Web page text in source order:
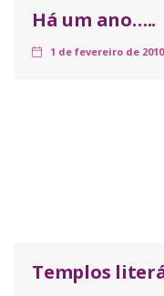
Há um ano…..
1 de fevereiro de 2010
Templos